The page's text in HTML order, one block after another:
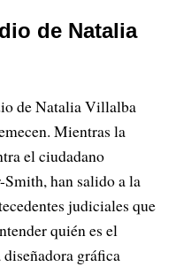
de Natalia
de Natalia Villalba
Mientras la
el ciudadano
han salido a la
judiciales que
quién es el
diseñadora gráfica